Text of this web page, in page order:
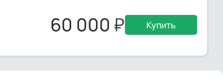
60 000 Купить